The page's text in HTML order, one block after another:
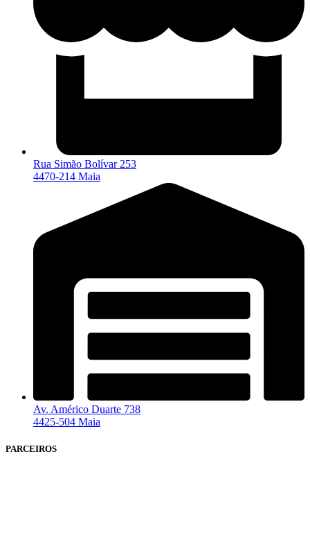
Rua Simão Bolívar 253
4470-214 Maia
Av. Américo Duarte 738
4425-504 Maia
PARCEIROS